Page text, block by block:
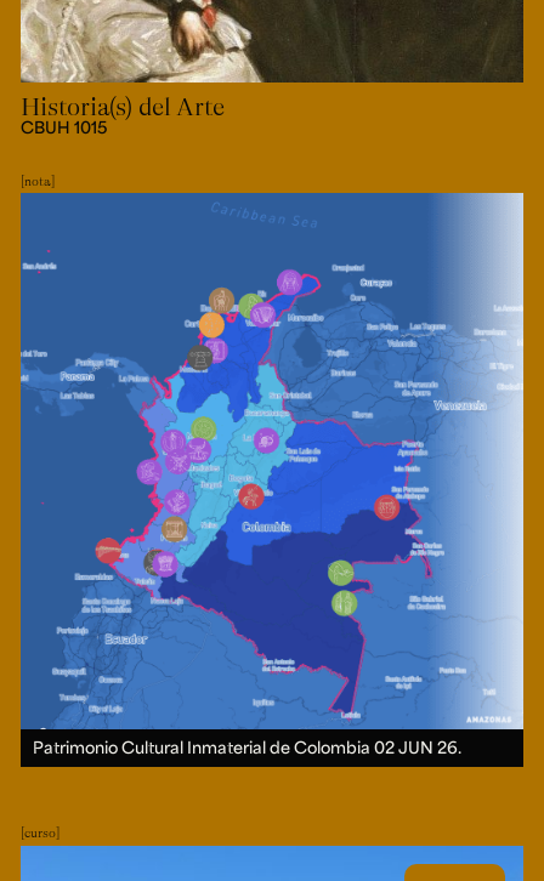
Historia(s) del Arte
CBUH 1015
nota
Patrimonio Cultural Inmaterial de Colombia02 JUN 26.
curso